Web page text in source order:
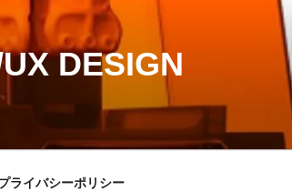
DESIGN
ライバシーポリシー